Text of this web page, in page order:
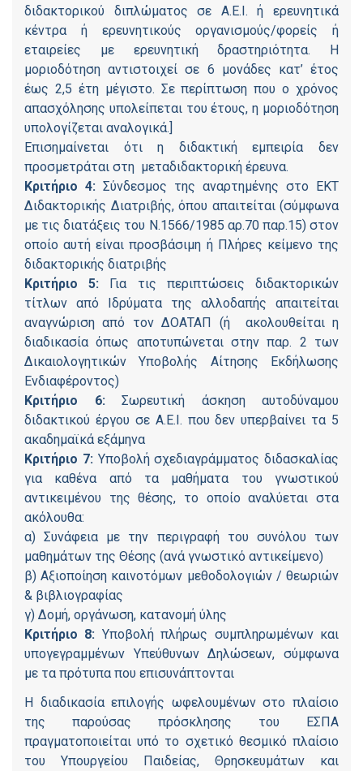
διδακτορικού διπλώματος σε Α.Ε.Ι. ή ερευνητικά
κέντρα ή ερευνητικούς οργανισμούς/φορείς ή
εταιρείες με ερευνητική δραστηριότητα. Η
μοριοδότηση αντιστοιχεί σε 6 μονάδες κατ’ έτος
έως 2,5 έτη μέγιστο. Σε περίπτωση που ο χρόνος
απασχόλησης υπολείπεται του έτους, η μοριοδότηση
υπολογίζεται αναλογικά.]
Επισημαίνεται ότι η διδακτική εμπειρία δεν
προσμετράται στη μεταδιδακτορική έρευνα.
Κριτήριο 4: Σύνδεσμος της αναρτημένης στο ΕΚΤ
Διδακτορικής Διατριβής, όπου απαιτείται (σύμφωνα
με τις διατάξεις του Ν.1566/1985 αρ.70 παρ.15) στον
οποίο αυτή είναι προσβάσιμη ή Πλήρες κείμενο της
διδακτορικής διατριβής
Κριτήριο 5: Για τις περιπτώσεις διδακτορικών
τίτλων από Ιδρύματα της αλλοδαπής απαιτείται
αναγνώριση από τον ΔΟΑΤΑΠ (ή ακολουθείται η
διαδικασία όπως αποτυπώνεται στην παρ. 2 των
Δικαιολογητικών Υποβολής Αίτησης Εκδήλωσης
Ενδιαφέροντος)
Κριτήριο 6:Σωρευτική άσκηση αυτοδύναμου
διδακτικού έργου σε Α.Ε.Ι. που δεν υπερβαίνει τα 5
ακαδημαϊκά εξάμηνα
Κριτήριο 7: Υποβολή σχεδιαγράμματος διδασκαλίας
για καθένα από τα μαθήματα του γνωστικού
αντικειμένου της θέσης, το οποίο αναλύεται στα
ακόλουθα:
α) Συνάφεια με την περιγραφή του συνόλου των
μαθημάτων της Θέσης (ανά γνωστικό αντικείμενο)
β) Αξιοποίηση καινοτόμων μεθοδολογιών / θεωριών
& βιβλιογραφίας
γ) Δομή, οργάνωση, κατανομή ύλης
Κριτήριο 8: Υποβολή πλήρως συμπληρωμένων και
υπογεγραμμένων Υπεύθυνων Δηλώσεων, σύμφωνα
με τα πρότυπα που επισυνάπτονται
Η διαδικασία επιλογής ωφελουμένων στο πλαίσιο
της παρούσας πρόσκλησης του ΕΣΠΑ
πραγματοποιείται υπό το σχετικό θεσμικό πλαίσιο
του Υπουργείου Παιδείας, Θρησκευμάτων και